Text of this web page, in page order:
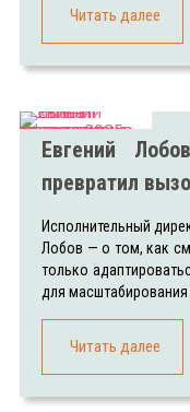
Читать далее
Евгений
превратил
Исполнительный
Лобов — о том, как
только
для масштабирования
Читать далее